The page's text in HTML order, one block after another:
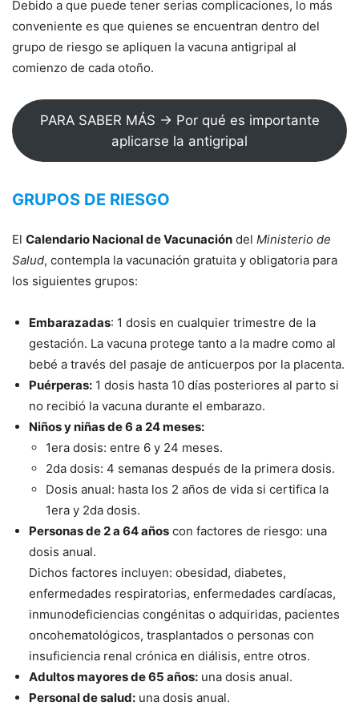
Debido a que puede tener serias complicaciones, lo más
conveniente es que quienes se encuentran dentro del
grupo de riesgo se apliquen la vacuna antigripal al
comienzo de cada otoño.
PARA SABER MÁS → Por qué es importante
aplicarse la antigripal
GRUPOS DE RIESGO
El Calendario Nacional de Vacunación del Ministerio de
Salud, contempla la vacunación gratuita y obligatoria para
los siguientes grupos:
Embarazadas: 1 dosis en cualquier trimestre de la
gestación. La vacuna protege tanto a la madre como al
bebé a través del pasaje de anticuerpos por la placenta.
Puérperas: 1 dosis hasta 10 días posteriores al parto si
no recibió la vacuna durante el embarazo.
Niños y niñas de 6 a 24 meses:
1era dosis: entre 6 y 24 meses.
2da dosis: 4 semanas después de la primera dosis.
Dosis anual: hasta los 2 años de vida si certifica la
1era y 2da dosis.
Personas de 2 a 64 años con factores de riesgo: una
dosis anual.
Dichos factores incluyen: obesidad, diabetes,
enfermedades respiratorias, enfermedades cardíacas,
inmunodeficiencias congénitas o adquiridas, pacientes
oncohematológicos, trasplantados o personas con
insuficiencia renal crónica en diálisis, entre otros.
Adultos mayores de 65 años: una dosis anual.
Personal de salud: una dosis anual.